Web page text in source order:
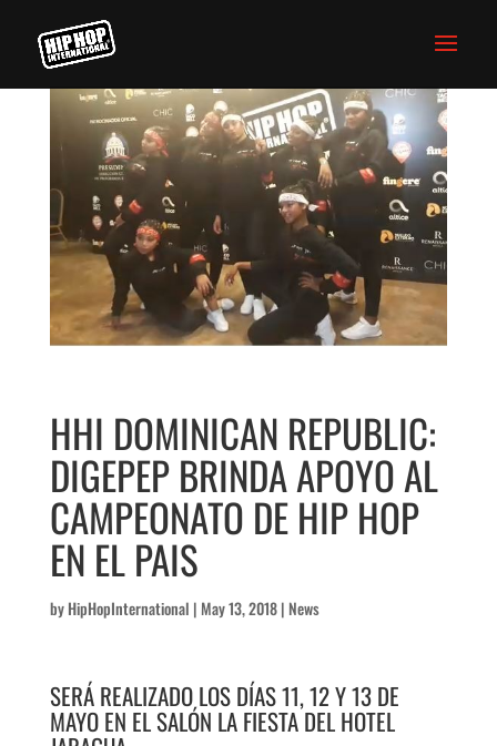
HHI DOMINICAN REPUBLIC:
DIGEPEP BRINDA APOYO AL
CAMPEONATO DE HIP HOP
EN EL PAIS
byHipHopInternational | May 13, 2018| News
SERÁ REALIZADO LOS DÍAS 11, 12 Y 13 DE
MAYO EN EL SALÓN LA FIESTA DEL HOTEL